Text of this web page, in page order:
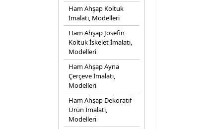
Ham Ahşap Koltuk
İmalatı, Modelleri
Ham Ahşap Josefin
Koltuk İskelet İmalatı,
Modelleri
Ham Ahşap Ayna
Çerçeve İmalatı,
Modelleri
Ham Ahşap Dekoratif
Ürün İmalatı,
Modelleri